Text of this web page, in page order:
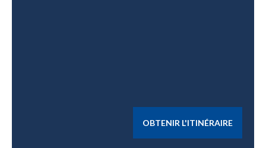
OBTENIR L'ITINÉRAIRE